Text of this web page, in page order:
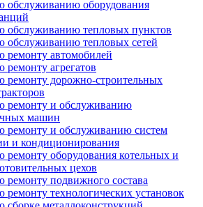
обслуживанию оборудования
обслуживанию тепловых пунктов
обслуживанию тепловых сетей
ремонту автомобилей
ремонту агрегатов
ремонту дорожно-строительных
ремонту и обслуживанию
машин
ремонту и обслуживанию систем
и кондиционирования
ремонту оборудования котельных и
цехов
ремонту подвижного состава
ремонту технологических установок